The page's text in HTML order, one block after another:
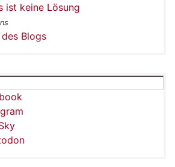
ist keine Lösung
Blogs